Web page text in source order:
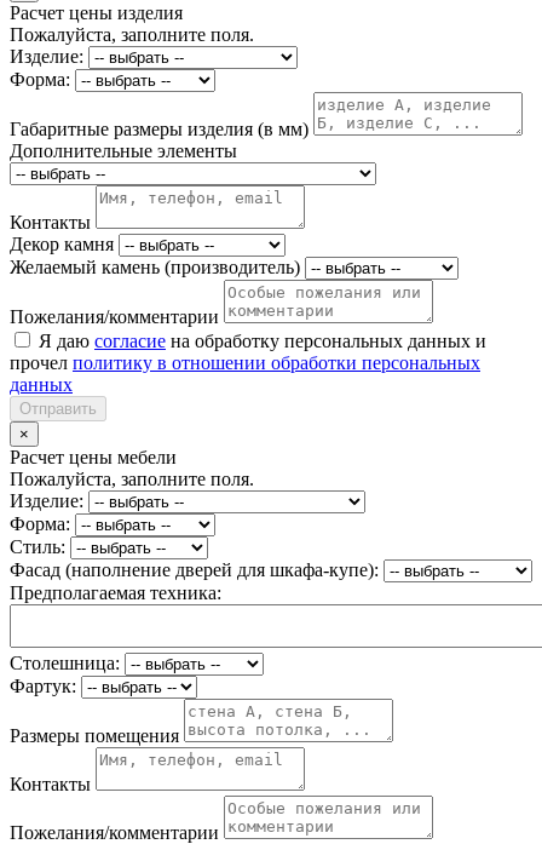
Расчет цены изделия
Пожалуйста, заполните поля.
Изделие:
Форма:
Габаритные размеры изделия (в мм)
Дополнительные элементы
Контакты
Декор камня
Желаемый камень (производитель)
Пожелания/комментарии
Я даю согласие на обработку персональных данных и
прочел политику в отношении обработки персональных
данных
Отправить
×
Расчет цены мебели
Пожалуйста, заполните поля.
Изделие:
Форма:
Стиль:
Фасад (наполнение дверей для шкафа-купе):
Предполагаемая техника:
Столешница:
Фартук:
Размеры помещения
Контакты
Пожелания/комментарии